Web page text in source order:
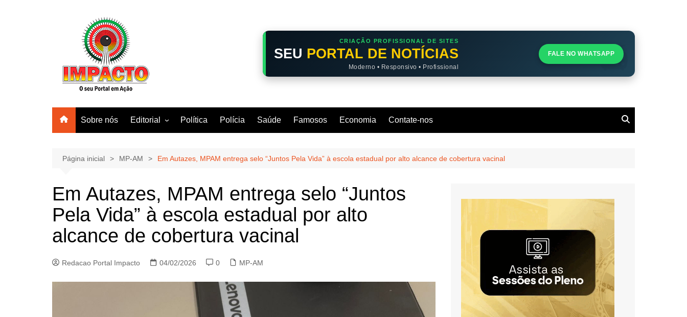
CRIAÇÃO PROFISSIONAL DE SITES
SEU PORTAL DE NOTÍCIAS
Moderno • Responsivo • Profissional
FALE NO WHATSAPP
Sobre nós Editorial
Manaus
Mundo
Política Polícia Saúde Famosos Economia Contate-nos
Página inicial MP-AM Em Autazes, MPAM entrega selo “Juntos Pela Vida” à escola estadual por alto alcance de cobertura vacinal
Em Autazes, MPAM entrega selo “Juntos
Pela Vida” à escola estadual por alto
alcance de cobertura vacinal
Redacao Portal Impacto 04/02/2026 0 MP-AM